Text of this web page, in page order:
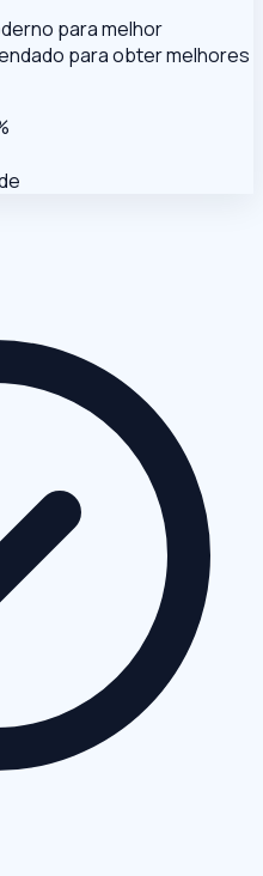
para melhor
para obter melhores